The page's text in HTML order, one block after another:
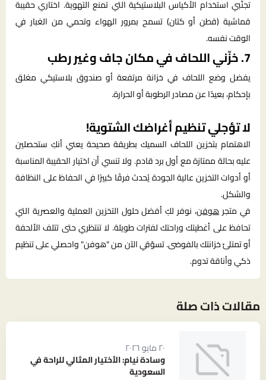
تجنّبي استخدام الأكياس البلاستيكية التي تمنع التهوية. اختاري حقيبة
قماشية (قطن أو كتان) تسمح بمرور الهواء وتحمي من الغبار في
الوقت نفسه.
7. خزّني اللحاف في مكان جاف وغير رطب
يفضل وضع اللحاف في خزانة مرتفعة أو صندوق بلاستيكي مغلق
بإحكام، بعيدًا عن مصادر الرطوبة أو الحرارة.
لا تؤجلي تنظيم أغراضك الشتوية!
الاهتمام بتخزين اللحاف السميك بطريقة صحيحة يعني أنكِ ستحصلين
عليه بحالة ممتازة مع أول برد قادم. ولا تنسي أن اختيار الحقيبة المناسبة
أو أدوات التخزين عالية الجودة يُحدث فرقًا كبيرًا في الحفاظ على النظافة
والشكل.
في متجرهوفن، نوفر لكِ أفضل حلول التخزين العملية والعصرية التي
تحافظ على أغطيتك وراحتك لفترات طويلة. لا تنتظري حتى تتلف الألحفة
أو تمتلئ خزانتك بالفوضى. تسوّقي الآن من "هوفن" واحصلي على تنظيم
ذكي وأناقة تدوم.
مقالات ذات صلة
٢٠ مايو ٢٠٢٦
وسادة نيام: الأختيار المثالي للراحة في
السعودية